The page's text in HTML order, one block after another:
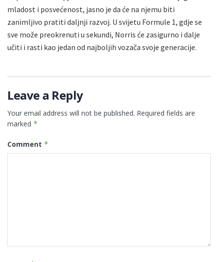
mladost i posvećenost, jasno je da će na njemu biti
zanimljivo pratiti daljnji razvoj. U svijetu Formule 1, gdje se
sve može preokrenuti u sekundi, Norris će zasigurno i dalje
učiti i rasti kao jedan od najboljih vozača svoje generacije.
Leave a Reply
Your email address will not be published. Required fields are
marked *
Comment *